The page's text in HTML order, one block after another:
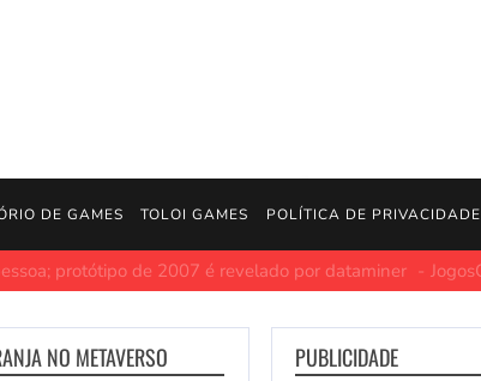
DE GAMES TOLOI GAMES POLÍTICA DE PRIVACIDADE
sobra, mas preço assusta em meio à crise de memória
NO METAVERSO PUBLICIDADE